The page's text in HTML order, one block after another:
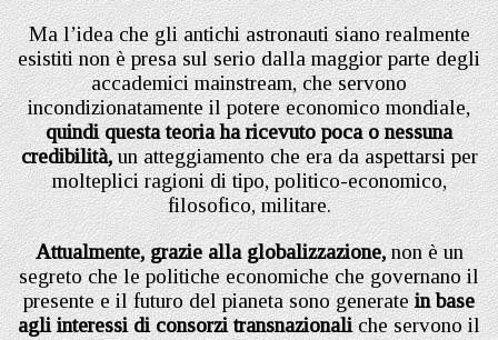
Ma l’idea che gli antichi astronauti siano realmente
esistiti non è presa sul serio dalla maggior parte degli
accademici mainstream, che servono
incondizionatamente il potere economico mondiale,
quindi questa teoria ha ricevuto poca o nessuna
credibilità,un atteggiamento che era da aspettarsi per
molteplici ragioni di tipo, politico-economico,
filosofico, militare.
Attualmente, grazie alla globalizzazione,non è un
segreto che le politiche economiche che governano il
presente e il futuro del pianeta sono generatein base
agli interessi di consorzi transnazionaliche servono il